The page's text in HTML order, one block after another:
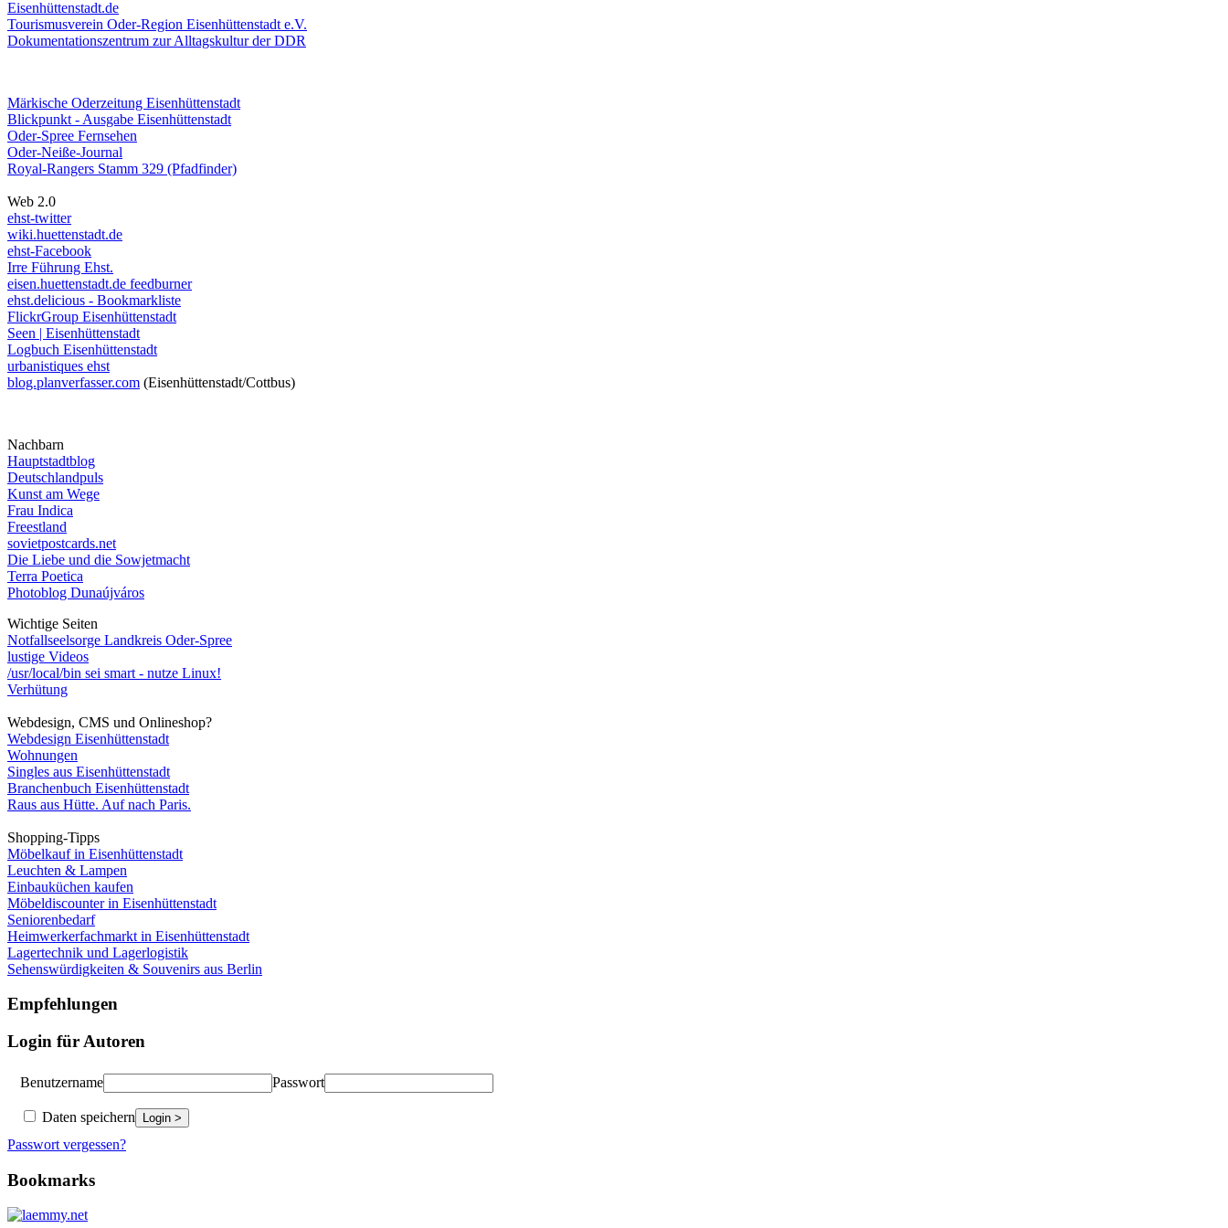
Eisenhüttenstadt.de
Tourismusverein Oder-Region Eisenhüttenstadt e.V.
Dokumentationszentrum zur Alltagskultur der DDR
Märkische Oderzeitung Eisenhüttenstadt
Blickpunkt - Ausgabe Eisenhüttenstadt
Oder-Spree Fernsehen
Oder-Neiße-Journal
Royal-Rangers Stamm 329 (Pfadfinder)
Web 2.0
ehst-twitter
wiki.huettenstadt.de
ehst-Facebook
Irre Führung Ehst.
eisen.huettenstadt.de feedburner
ehst.delicious - Bookmarkliste
FlickrGroup Eisenhüttenstadt
Seen | Eisenhüttenstadt
Logbuch Eisenhüttenstadt
urbanistiques ehst
blog.planverfasser.com (Eisenhüttenstadt/Cottbus)
Nachbarn
Hauptstadtblog
Deutschlandpuls
Kunst am Wege
Frau Indica
Freestland
sovietpostcards.net
Die Liebe und die Sowjetmacht
Terra Poetica
Photoblog Dunaújváros
Wichtige Seiten
Notfallseelsorge Landkreis Oder-Spree
lustige Videos
/usr/local/bin sei smart - nutze Linux!
Verhütung
Webdesign, CMS und Onlineshop?
Webdesign Eisenhüttenstadt
Wohnungen
Singles aus Eisenhüttenstadt
Branchenbuch Eisenhüttenstadt
Raus aus Hütte. Auf nach Paris.
Shopping-Tipps
Möbelkauf in Eisenhüttenstadt
Leuchten & Lampen
Einbauküchen kaufen
Möbeldiscounter in Eisenhüttenstadt
Seniorenbedarf
Heimwerkerfachmarkt in Eisenhüttenstadt
Lagertechnik und Lagerlogistik
Sehenswürdigkeiten & Souvenirs aus Berlin
Empfehlungen
Login für Autoren
Benutzername Passwort
Daten speichern
Passwort vergessen?
Bookmarks